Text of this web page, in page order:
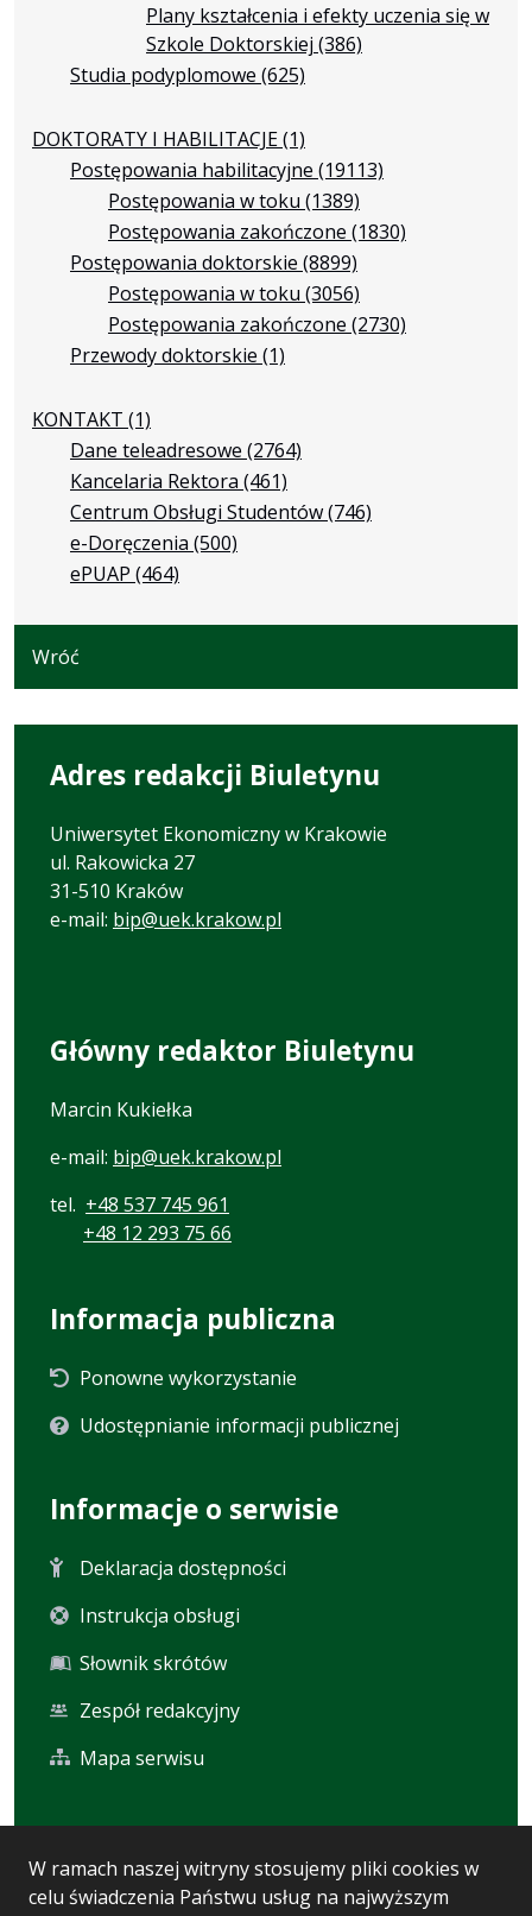
W ramach naszej witryny stosujemy pliki cookies w
celu świadczenia Państwu usług na najwyższym
Plany kształcenia i efekty uczenia się w
Szkole Doktorskiej (386)
Studia podyplomowe (625)
DOKTORATY I HABILITACJE(1)
Postępowania habilitacyjne (19113)
Postępowania w toku (1389)
Postępowania zakończone (1830)
Postępowania doktorskie (8899)
Postępowania w toku (3056)
Postępowania zakończone (2730)
Przewody doktorskie (1)
KONTAKT (1)
Dane teleadresowe (2764)
Kancelaria Rektora (461)
Centrum Obsługi Studentów(746)
e-Doręczenia (500)
ePUAP (464)
Wróć
Adres redakcji Biuletynu
Uniwersytet Ekonomiczny w Krakowie
ul. Rakowicka 27
31-510 Kraków
e-mail: bip@uek.krakow.pl
Główny redaktor Biuletynu
Marcin Kukiełka
e-mail: bip@uek.krakow.pl
tel. +48 537 745 961
+48 12 293 75 66
Informacja publiczna
Ponowne wykorzystanie
Udostępnianie informacji publicznej
Informacje o serwisie
Deklaracja dostępności
Instrukcja obsługi
Słownik skrótów
Zespół redakcyjny
Mapa serwisu
Statystyki oglądalności